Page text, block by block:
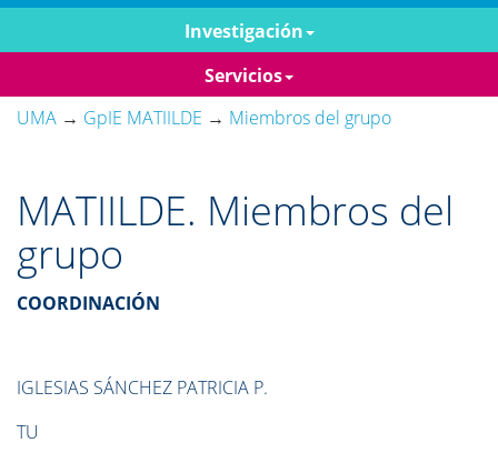
Investigación
Servicios
UMA → GpIE MATIILDE → Miembros del grupo
MATIILDE. Miembros del
grupo
COORDINACIÓN
IGLESIAS SÁNCHEZ PATRICIA P.
TU